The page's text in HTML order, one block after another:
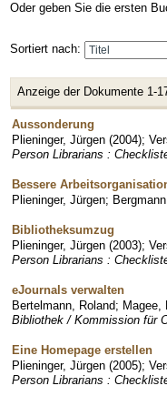
Oder geben Sie die ersten
Sortiert nach:
Anzeige der Dokumente 1-
Aussonderung
Plieninger, Jürgen (2004);
Person Librarians :
Bessere
Plieninger, Jürgen;
Bibliotheksumzug
Plieninger, Jürgen (2003);
Person Librarians :
eJournals verwalten
Bertelmann, Roland; Magee,
Bibliothek / Kommission für
Eine Homepage erstellen
Plieninger, Jürgen (2005);
Person Librarians :